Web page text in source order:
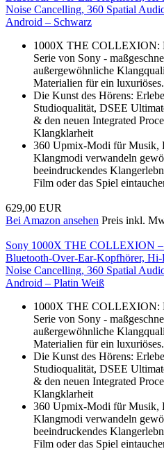
Noise Cancelling, 360 Spatial
Android – Schwarz
1000X THE COLLEXION:
Serie von Sony -
außergewöhnliche
Materialien für ein
Die Kunst des Hörens:
Studioqualität, DSEE
& den neuen Integrated
Klangklarheit
360 Upmix-Modi für Musik,
Klangmodi verwandeln
beeindruckendes
Film oder das Spiel
629,00 EUR
Bei Amazon ansehen Preis inkl.
Sony 1000X THE COLLEXION –
Bluetooth-Over-Ear-Kopfhörer, Hi-
Noise Cancelling, 360 Spatial
Android – Platin Weiß
1000X THE COLLEXION:
Serie von Sony -
außergewöhnliche
Materialien für ein
Die Kunst des Hörens:
Studioqualität, DSEE
& den neuen Integrated
Klangklarheit
360 Upmix-Modi für Musik,
Klangmodi verwandeln
beeindruckendes
Film oder das Spiel